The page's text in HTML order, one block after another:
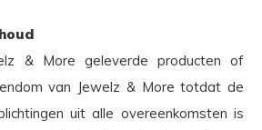
& More geleverde producten of
van Jewelz & More totdat de
uit alle overeenkomsten is